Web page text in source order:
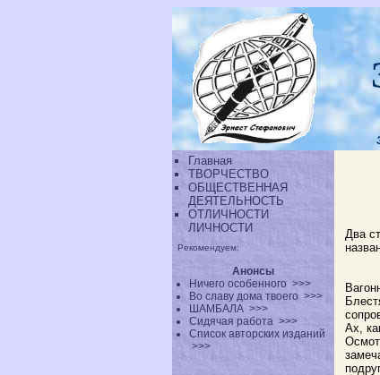
Главная
ТВОРЧЕСТВО
ОБЩЕСТВЕННАЯ
ДЕЯТЕЛЬНОСТЬ
ОТЛИЧНОСТИ
ЛИЧНОСТИ
Рекомендуем:
Анонсы
Ничего особенного >>>
Во славу дома твоего >>>
ШАМБАЛА >>>
Сидячая работа >>>
Список авторских изданий
>>>
Два
Ах,